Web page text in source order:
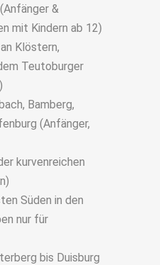
&
mit Kindern ab 12)
Klöstern,
Teutoburger
Bamberg,
(Anfänger,
kurvenreichen
Süden in den
nur für
bis Duisburg